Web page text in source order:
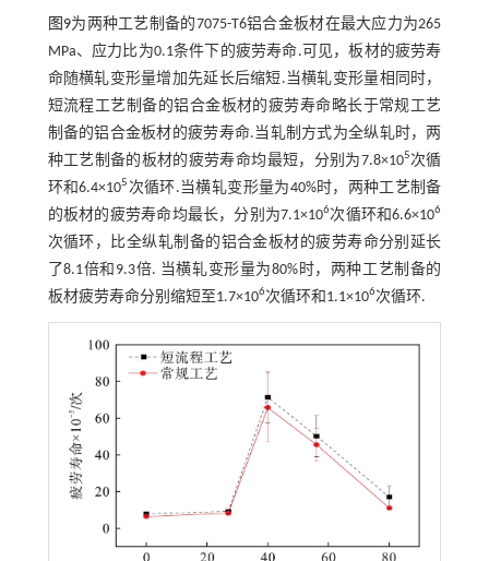
图9为两种工艺制备的7075-T6铝合金板材在最大应力为265
MPa、应力比为0.1条件下的疲劳寿命.可见，板材的疲劳寿
命随横轧变形量增加先延长后缩短.当横轧变形量相同时，
短流程工艺制备的铝合金板材的疲劳寿命略长于常规工艺
制备的铝合金板材的疲劳寿命.当轧制方式为全纵轧时，两
种工艺制备的板材的疲劳寿命均最短，分别为7.8×105次循
环和6.4×105次循环.当横轧变形量为40%时，两种工艺制备
的板材的疲劳寿命均最长，分别为7.1×106次循环和6.6×106
次循环，比全纵轧制备的铝合金板材的疲劳寿命分别延长
了8.1倍和9.3倍. 当横轧变形量为80%时，两种工艺制备的
板材疲劳寿命分别缩短至1.7×106次循环和1.1×106次循环.